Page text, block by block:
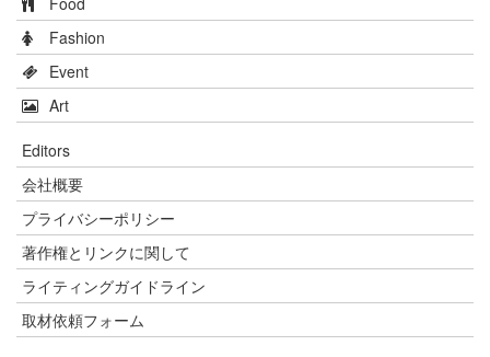
Fashion
Event
Art
Editors
会社概要
プライバシーポリシー
著作権とリンクに関して
ライティングガイドライン
取材依頼フォーム